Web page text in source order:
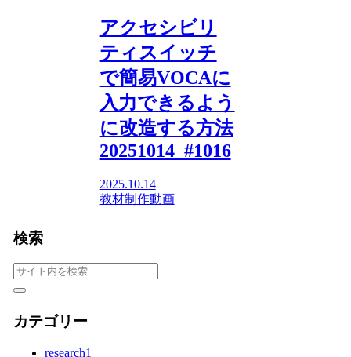
アクセシビリ
ティスイッチ
で簡易VOCAに
入力できるよう
に改造する方法
20251014_#1016
2025.10.14
教材制作動画
検索
カテゴリー
research1